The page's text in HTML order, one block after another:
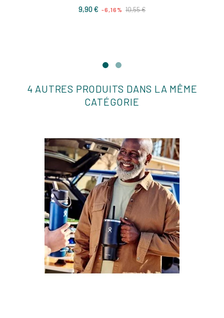
9,90 € Prix
-6,16% 10,55 €Prix
4 AUTRES PRODUITS DANS LA MÊME
CATÉGORIE